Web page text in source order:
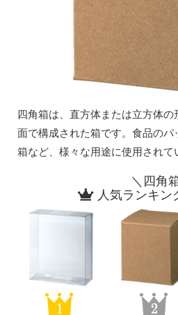
四角箱は、直方体または立方体
面で構成された箱です。食品の
箱など、様々な用途に使用されて
＼四角
人気ランキン